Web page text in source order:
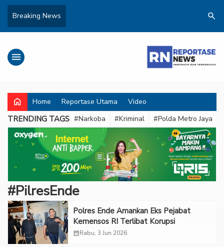
Breaking News search
menu
home Home Reportase Utama Video
TRENDING TAGS #Narkoba #Kriminal #Polda Metro Jaya
#PilresEnde
Polres Ende Amankan Eks Pejabat
Kemensos RI Terlibat Korupsi
calendar_monthRabu, 3 Jun 2026